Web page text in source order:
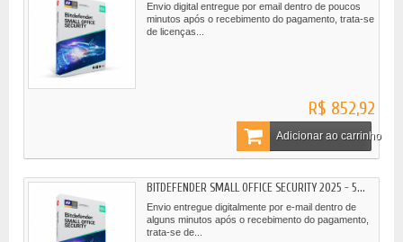
Envio digital entregue por email dentro de poucos
minutos após o recebimento do pagamento, trata-se
de licenças...
R$ 852,92
Adicionar ao carrinho
BITDEFENDER SMALL OFFICE SECURITY 2025 - 5...
Envio entregue digitalmente por e-mail dentro de
alguns minutos após o recebimento do pagamento,
trata-se de...